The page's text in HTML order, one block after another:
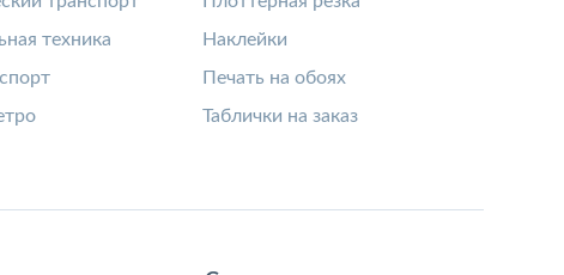
техника
Наклейки
Печать на обоях
Таблички на заказ